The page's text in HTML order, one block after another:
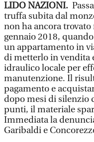
LIDO NAZIONI.
truffa subita dal
non ha ancora trovato
gennaio 2018,
un appartamento in
di metterlo in vendita
idraulico locale per
manutenzione. Il
pagamento e
dopo mesi di silenzio
punti, il materiale
Immediata la
Garibaldi e